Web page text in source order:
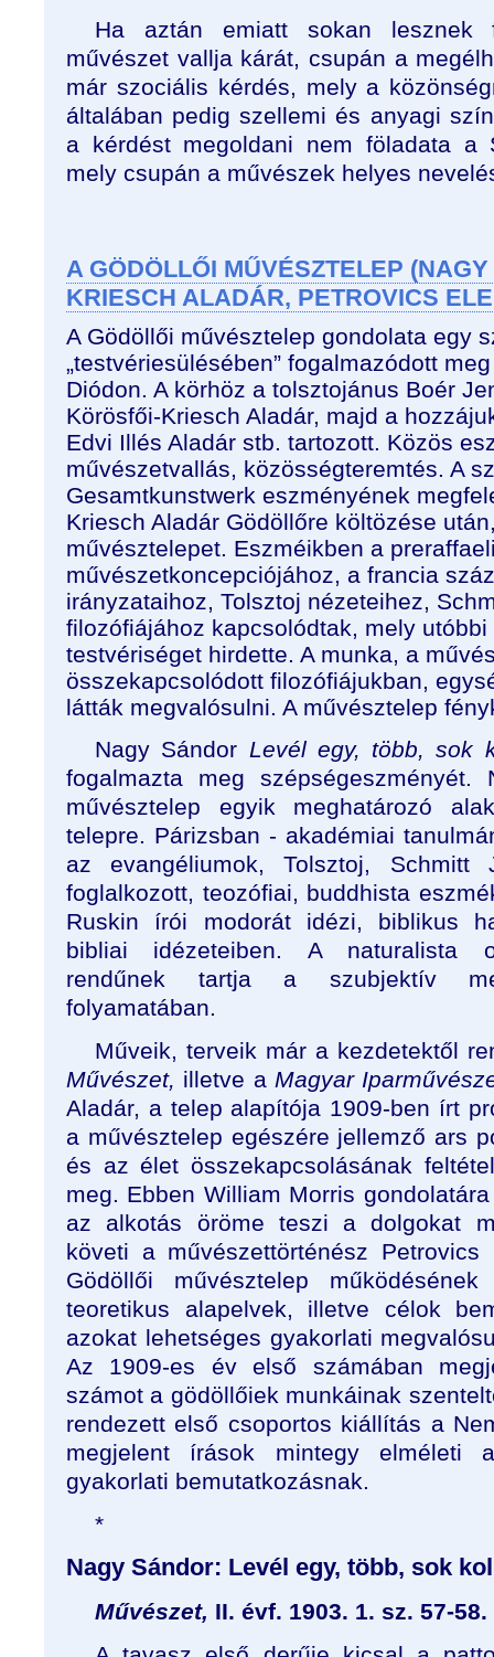
Ha aztán emiatt sokan lesznek
művészet vallja kárát, csupán a
már szociális kérdés, mely a
általában pedig szellemi és anyagi
a kérdést megoldani nem föladata a
mely csupán a művészek helyes
A GÖDÖLLŐI MŰVÉSZTELEP
KRIESCH ALADÁR, PETROVICS
A Gödöllői művésztelep gondolata egy
„testvériesülésében” fogalmazódott
Diódon. A körhöz a tolsztojánus Boér
Körösfői-Kriesch Aladár, majd a
Edvi Illés Aladár stb. tartozott. Közös
művészetvallás, közösségteremtés. A
Gesamtkunstwerk eszményének
Kriesch Aladár Gödöllőre költözése
művésztelepet. Eszméikben a
művészetkoncepciójához, a francia
irányzataihoz, Tolsztoj nézeteihez,
filozófiájához kapcsolódtak, mely
testvériséget hirdette. A munka, a
összekapcsolódott filozófiájukban,
látták megvalósulni. A művésztelep
Nagy Sándor Levél egy, több, sok
fogalmazta meg
művésztelep egyik meghatározó
telepre. Párizsban - akadémiai
az evangéliumok, Tolsztoj, Schmitt
foglalkozott, teozófiai, buddhista
Ruskin írói modorát idézi, biblikus
bibliai idézeteiben. A naturalista
rendűnek tartja a szubjektív
folyamatában.
Műveik, terveik már a kezdetektől
Művészet, illetve a Magyar
Aladár, a telep alapítója 1909-ben írt
a művésztelep egészére jellemző ars
és az élet összekapcsolásának
meg. Ebben William Morris
az alkotás öröme teszi a dolgokat
követi a művészettörténész
Gödöllői művésztelep
teoretikus alapelvek, illetve célok
azokat lehetséges gyakorlati
Az 1909-es év első számában
számot a gödöllőiek munkáinak
rendezett első csoportos kiállítás a
megjelent írások mintegy elméleti
gyakorlati bemutatkozásnak.
*
Nagy Sándor: Levél egy, több, sok
Művészet, II. évf. 1903. 1. sz. 57-58.